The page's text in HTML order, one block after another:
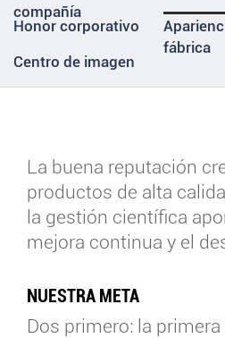
compañía
Honor corporativo
fábrica
Centro de imagen
La buena reputación
productos de alta
la gestión científica
mejora continua y el
NUESTRA META
Dos primero: la primera